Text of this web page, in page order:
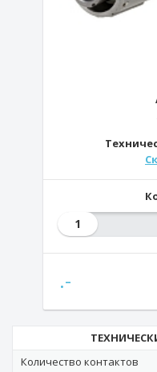
1
.-
Количество контактов